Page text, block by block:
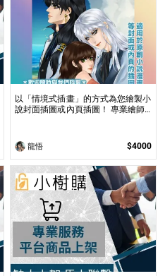
以「情境式插畫」的方式為您繪製小
說封面插圖或內頁插圖！ 專業繪師
龍悟 $4000